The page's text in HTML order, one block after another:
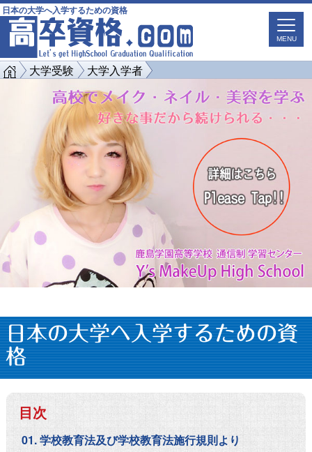
日本の大学へ入学するための資格
MENU
大学受験 大学入学者
日本の大学へ入学するための資
格
目次
学校教育法及び学校教育法施行規則より